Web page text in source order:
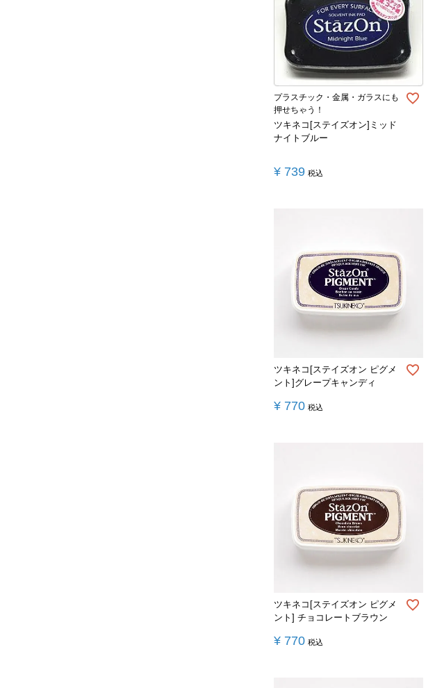
プラスチック・金属・ガラスにも
押せちゃう！
ツキネコ[ステイズオン]ミッド
ナイトブルー
¥ 739 税込
ツキネコ[ステイズオン ピグメ
ント]グレープキャンディ
¥ 770 税込
ツキネコ[ステイズオン ピグメ
ント] チョコレートブラウン
¥ 770 税込